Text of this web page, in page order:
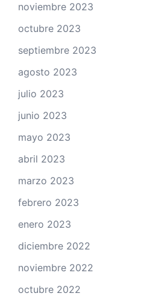
noviembre 2023
octubre 2023
septiembre 2023
agosto 2023
julio 2023
junio 2023
mayo 2023
abril 2023
marzo 2023
febrero 2023
enero 2023
diciembre 2022
noviembre 2022
octubre 2022